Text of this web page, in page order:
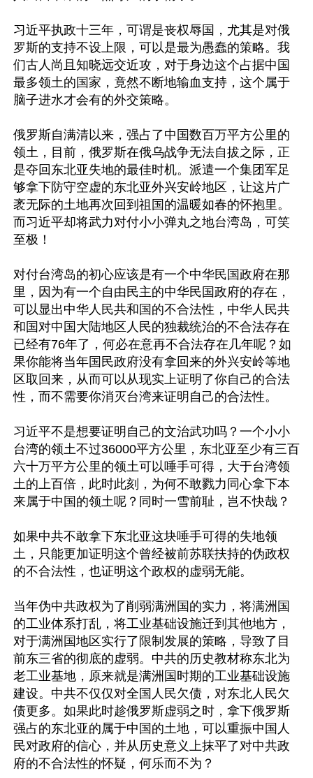
习近平执政十三年，可谓是丧权辱国，尤其是对俄
罗斯的支持不设上限，可以是最为愚蠢的策略。我
们古人尚且知晓远交近攻，对于身边这个占据中国
最多领土的国家，竟然不断地输血支持，这个属于
脑子进水才会有的外交策略。
俄罗斯自满清以来，强占了中国数百万平方公里的
领土，目前，俄罗斯在俄乌战争无法自拔之际，正
是夺回东北亚失地的最佳时机。派遣一个集团军足
够拿下防守空虚的东北亚外兴安岭地区，让这片广
袤无际的土地再次回到祖国的温暖如春的怀抱里。
而习近平却将武力对付小小弹丸之地台湾岛，可笑
至极！
对付台湾岛的初心应该是有一个中华民国政府在那
里，因为有一个自由民主的中华民国政府的存在，
可以显出中华人民共和国的不合法性，中华人民共
和国对中国大陆地区人民的独裁统治的不合法存在
已经有76年了，何必在意再不合法存在几年呢？如
果你能将当年国民政府没有拿回来的外兴安岭等地
区取回来，从而可以从现实上证明了你自己的合法
性，而不需要你消灭台湾来证明自己的合法性。
习近平不是想要证明自己的文治武功吗？一个小小
台湾的领土不过36000平方公里，东北亚至少有三百
六十万平方公里的领土可以唾手可得，大于台湾领
土的上百倍，此时此刻，为何不敢戮力同心拿下本
来属于中国的领土呢？同时一雪前耻，岂不快哉？
如果中共不敢拿下东北亚这块唾手可得的失地领
土，只能更加证明这个曾经被前苏联扶持的伪政权
的不合法性，也证明这个政权的虚弱无能。
当年伪中共政权为了削弱满洲国的实力，将满洲国
的工业体系打乱，将工业基础设施迁到其他地方，
对于满洲国地区实行了限制发展的策略，导致了目
前东三省的彻底的虚弱。中共的历史教材称东北为
老工业基地，原来就是满洲国时期的工业基础设施
建设。中共不仅仅对全国人民欠债，对东北人民欠
债更多。如果此时趁俄罗斯虚弱之时，拿下俄罗斯
强占的东北亚的属于中国的土地，可以重振中国人
民对政府的信心，并从历史意义上抹平了对中共政
府的不合法性的怀疑，何乐而不为？